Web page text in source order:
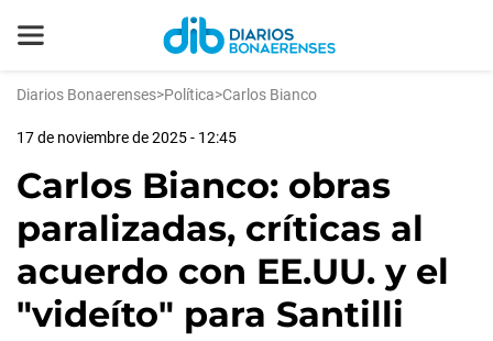
Diarios Bonaerenses>Política>Carlos Bianco
17 de noviembre de 2025 - 12:45
Carlos Bianco: obras
paralizadas, críticas al
acuerdo con EE.UU. y el
"videíto" para Santilli